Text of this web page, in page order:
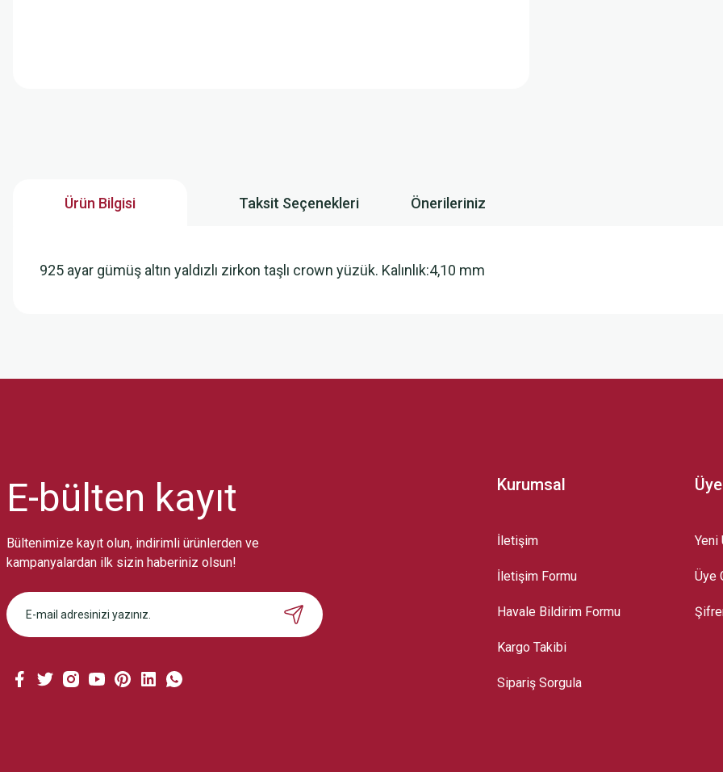
Ürün Bilgisi Taksit Seçenekleri Önerileriniz
925 ayar gümüş altın yaldızlı zirkon taşlı crown yüzük. Kalınlık:4,10 mm
Bu ürüne benzer farklı alternatifler olmalı.
Gönder
E-bülten kayıt
Bültenimize kayıt olun, indirimli ürünlerden ve
kampanyalardan ilk sizin haberiniz olsun!
Kurumsal
İletişim
İletişim Formu
Havale Bildirim Formu
Kargo Takibi
Sipariş Sorgula
Yeni
Üye